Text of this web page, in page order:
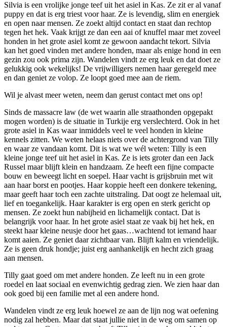
Silvia is een vrolijke jonge teef uit het asiel in Kas. Ze zit er al vanaf
puppy en dat is erg triest voor haar. Ze is levendig, slim en energiek
en open naar mensen. Ze zoekt altijd contact en staat dan rechtop
tegen het hek. Vaak krijgt ze dan een aai of knuffel maar met zoveel
honden in het grote asiel komt ze gewoon aandacht tekort. Silvia
kan het goed vinden met andere honden, maar als enige hond in een
gezin zou ook prima zijn. Wandelen vindt ze erg leuk en dat doet ze
gelukkig ook wekelijks! De vrijwilligers nemen haar geregeld mee
en dan geniet ze volop. Ze loopt goed mee aan de riem.
Wil je alvast meer weten, neem dan gerust contact met ons op!
Sinds de massacre law (de wet waarin alle straathonden opgepakt
mogen worden) is de situatie in Turkije erg verslechterd. Ook in het
grote asiel in Kas waar inmiddels veel te veel honden in kleine
kennels zitten. We weten helaas niets over de achtergrond van Tilly
en waar ze vandaan komt. Dit is wat we wél weten: Tilly is een
kleine jonge teef uit het asiel in Kas. Ze is iets groter dan een Jack
Russel maar blijft klein en handzaam. Ze heeft een fijne compacte
bouw en beweegt licht en soepel. Haar vacht is grijsbruin met wit
aan haar borst en pootjes. Haar koppie heeft een donkere tekening,
maar geeft haar toch een zachte uitstraling. Dat oogt ze helemaal uit,
lief en toegankelijk. Haar karakter is erg open en sterk gericht op
mensen. Ze zoekt hun nabijheid en lichamelijk contact. Dat is
belangrijk voor haar. In het grote asiel staat ze vaak bij het hek, en
steekt haar kleine neusje door het gaas…wachtend tot iemand haar
komt aaien. Ze geniet daar zichtbaar van. Blijft kalm en vriendelijk.
Ze is geen druk hondje; juist erg aanhankelijk en hecht zich graag
aan mensen.
Tilly gaat goed om met andere honden. Ze leeft nu in een grote
roedel en laat sociaal en evenwichtig gedrag zien. We zien haar dan
ook goed bij een familie met al een andere hond.
Wandelen vindt ze erg leuk hoewel ze aan de lijn nog wat oefening
nodig zal hebben. Maar dat staat jullie niet in de weg om samen op